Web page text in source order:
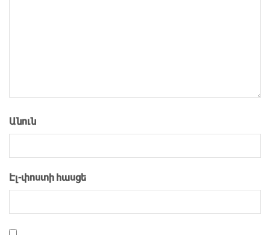
Անուն
Էլ-փոստի հասցե